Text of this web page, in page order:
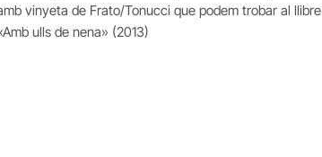
vinyeta de Frato/Tonucci que podem trobar al llibre
ulls de nena» (2013)